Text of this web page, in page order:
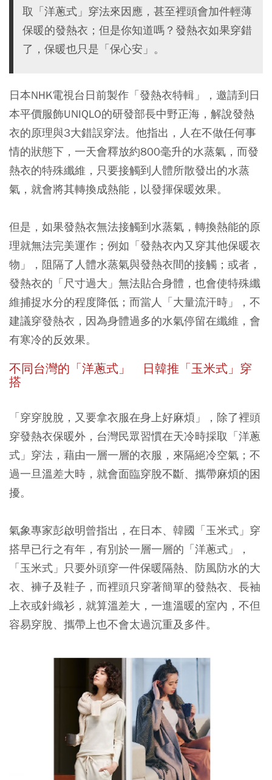
取「洋蔥式」穿法來因應，甚至裡頭會加件輕薄
保暖的發熱衣；但是你知道嗎？發熱衣如果穿錯
了，保暖也只是「保心安」。
日本NHK電視台日前製作「發熱衣特輯」，邀請到日
本平價服飾UNIQLO的研發部長中野正海，解說發熱
衣的原理與3大錯誤穿法。他指出，人在不做任何事
情的狀態下，一天會釋放約800毫升的水蒸氣，而發
熱衣的特殊纖維，只要接觸到人體所散發出的水蒸
氣，就會將其轉換成熱能，以發揮保暖效果。
但是，如果發熱衣無法接觸到水蒸氣，轉換熱能的原
理就無法完美運作；例如「發熱衣內又穿其他保暖衣
物 」，阻隔了人體水蒸氣與發熱衣間的接觸；或者，
發熱衣的「尺寸過大 」無法貼合身體，也會使特殊纖
維捕捉水分的程度降低；而當人「大量流汗時 」，不
建議穿發熱衣，因為身體過多的水氣停留在纖維，會
有寒冷的反效果。
不同台灣的「洋蔥式」 日韓推「玉米式」穿
搭
「穿穿脫脫，又要拿衣服在身上好麻煩」，除了裡頭
穿發熱衣保暖外，台灣民眾習慣在天冷時採取「洋蔥
式」穿法，藉由一層一層的衣服，來隔絕冷空氣；不
過一旦溫差大時，就會面臨穿脫不斷、攜帶麻煩的困
擾。
氣象專家彭啟明曾指出，在日本、韓國「玉米式」穿
搭早已行之有年，有別於一層一層的「洋蔥式」，
「玉米式」只要外頭穿一件保暖隔熱、防風防水的大
衣、褲子及鞋子，而裡頭只穿著簡單的發熱衣、長袖
上衣或針織衫，就算溫差大，一進溫暖的室內，不但
容易穿脫、攜帶上也不會太過沉重及多件。